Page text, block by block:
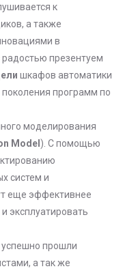
к
а также
в
презентуем
шкафов автоматики
программ по
моделирования
Model ). С помощью
систем и
еще эффективнее
эксплуатировать
прошли
а так же